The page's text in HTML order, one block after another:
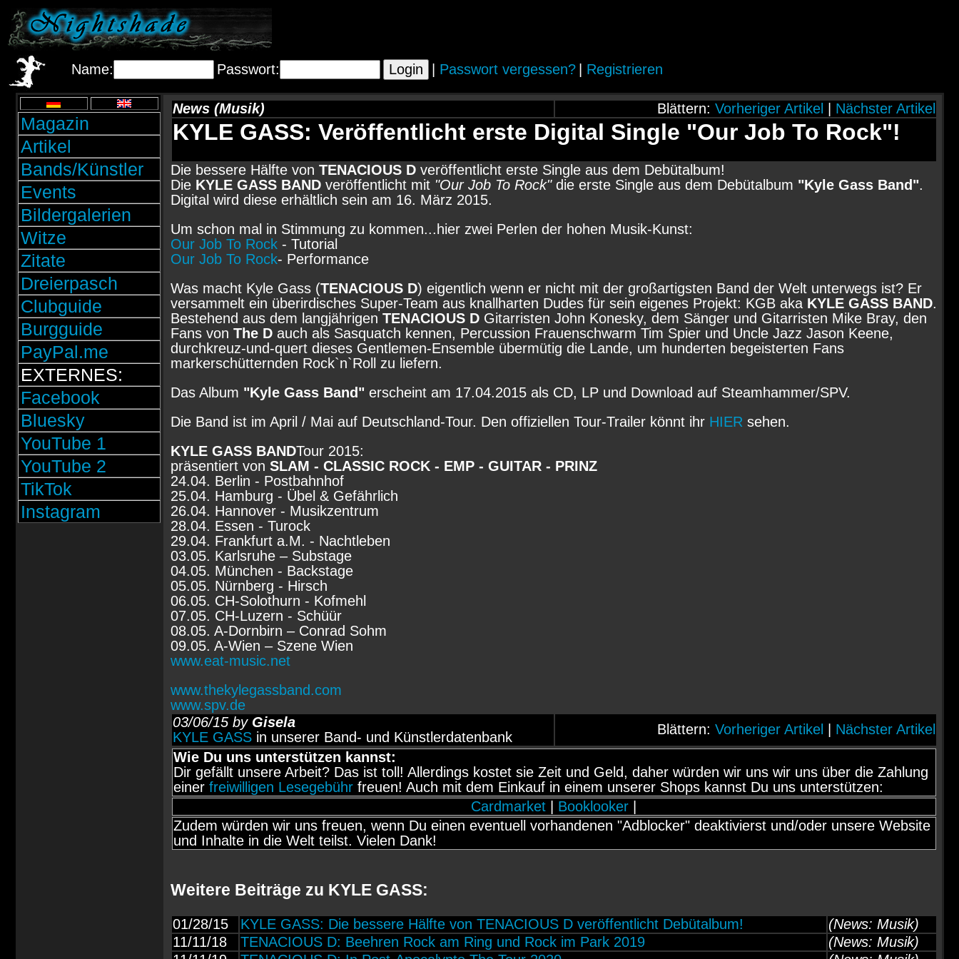
Name: Passwort: Passwort vergessen? Registrieren
Magazin
Artikel
Bands/Künstler
Events
Bildergalerien
Witze
Zitate
Dreierpasch
Clubguide
Burgguide
PayPal.me
EXTERNES:
Facebook
Bluesky
YouTube 1
YouTube 2
TikTok
Instagram
News (Musik) Blättern: Vorheriger Artikel Nächster Artikel
KYLE GASS: Veröffentlicht erste Digital Single "Our Job To Rock"!
Die bessere Hälfte von TENACIOUS Dveröffentlicht erste Single aus dem Debütalbum!
Die KYLE GASS BANDveröffentlicht mit "Our Job To Rock"die erste Single aus dem Debütalbum "Kyle Gass Band".
Digital wird diese erhältlich sein am 16. März 2015.
Um schon mal in Stimmung zu kommen...hier zwei Perlen der hohen Musik-Kunst:
Our Job To Rock- Tutorial
Our Job To Rock- Performance
Was macht Kyle Gass (TENACIOUS D) eigentlich wenn er nicht mit der großartigsten Band der Welt unterwegs ist? Er
versammelt ein überirdisches Super-Team aus knallharten Dudes für sein eigenes Projekt: KGB aka KYLE GASS BAND.
Bestehend aus dem langjährigen TENACIOUS DGitarristen John Konesky, dem Sänger und Gitarristen Mike Bray, den
Fans von The Dauch als Sasquatch kennen, Percussion Frauenschwarm Tim Spier und Uncle Jazz Jason Keene,
durchkreuz-und-quert dieses Gentlemen-Ensemble übermütig die Lande, um hunderten begeisterten Fans
markerschütternden Rock`n`Roll zu liefern.
Das Album "Kyle Gass Band"erscheint am 17.04.2015 als CD, LP und Download auf Steamhammer/SPV.
Die Band ist im April / Mai auf Deutschland-Tour. Den offiziellen Tour-Trailer könnt ihr HIER sehen.
KYLE GASS BANDTour 2015:
präsentiert von SLAM - CLASSIC ROCK - EMP - GUITAR - PRINZ
24.04. Berlin - Postbahnhof
25.04. Hamburg - Übel & Gefährlich
26.04. Hannover - Musikzentrum
28.04. Essen - Turock
29.04. Frankfurt a.M. - Nachtleben
03.05. Karlsruhe – Substage
04.05. München - Backstage
05.05. Nürnberg - Hirsch
06.05. CH-Solothurn - Kofmehl
07.05. CH-Luzern - Schüür
08.05. A-Dornbirn – Conrad Sohm
09.05. A-Wien – Szene Wien
www.eat-music.net
www.thekylegassband.com
www.spv.de
03/06/15 by Gisela
KYLE GASSin unserer Band- und Künstlerdatenbank Blättern: Vorheriger Artikel
Nächster Artikel
Wie Du uns unterstützen kannst:
Dir gefällt unsere Arbeit? Das ist toll! Allerdings kostet sie Zeit und Geld, daher würden wir uns wir uns über die Zahlung
einer freiwilligen Lesegebührfreuen! Auch mit dem Einkauf in einem unserer Shops kannst Du uns unterstützen:
Cardmarket
Booklooker
Zudem würden wir uns freuen, wenn Du einen eventuell vorhandenen "Adblocker" deaktivierst und/oder unsere Website
und Inhalte in die Welt teilst. Vielen Dank!
Weitere Beiträge zu KYLE GASS:
01/28/15 KYLE GASS: Die bessere Hälfte von TENACIOUS D veröffentlicht Debütalbum!
(News: Musik)
11/11/18
TENACIOUS D: Beehren Rock am Ring und Rock im Park 2019
(News: Musik)